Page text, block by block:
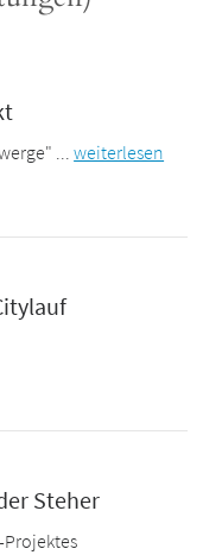
...weiterlesen
Steher
Projektes